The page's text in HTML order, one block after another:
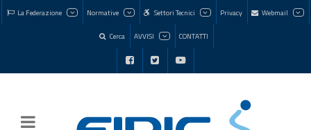
La Federazione Normative Settori Tecnici Privacy Webmail
Cerca AVVISI CONTATTI